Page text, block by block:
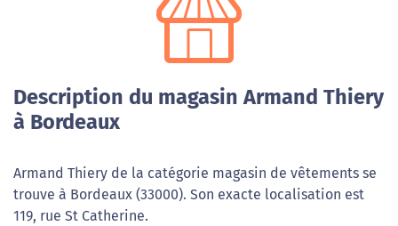
Description du magasin Armand Thiery
à Bordeaux
Armand Thiery de la catégorie magasin de vêtements se
trouve à Bordeaux (33000). Son exacte localisation est
119, rue St Catherine.